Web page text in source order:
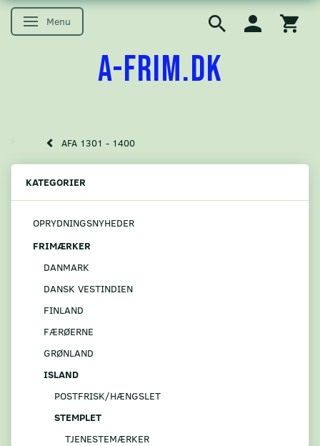
Skifte navigation
Menu
A-FRIM.DK
AFA 1301 - 1400
KATEGORIER
OPRYDNINGSNYHEDER
FRIMÆRKER
DANMARK
DANSK VESTINDIEN
FINLAND
FÆRØERNE
GRØNLAND
ISLAND
POSTFRISK/HÆNGSLET
STEMPLET
TJENESTEMÆRKER